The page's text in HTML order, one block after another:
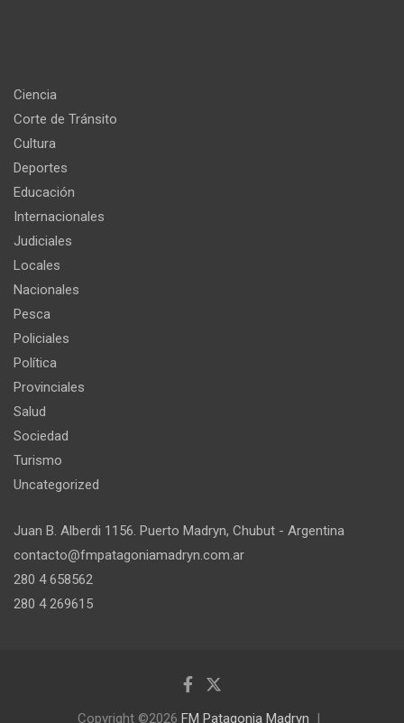
Ciencia
Corte de Tránsito
Cultura
Deportes
Educación
Internacionales
Judiciales
Locales
Nacionales
Pesca
Policiales
Política
Provinciales
Salud
Sociedad
Turismo
Uncategorized
Juan B. Alberdi 1156. Puerto Madryn, Chubut - Argentina
contacto@fmpatagoniamadryn.com.ar
280 4 658562
280 4 269615
Copyright ©2026 FM Patagonia Madryn